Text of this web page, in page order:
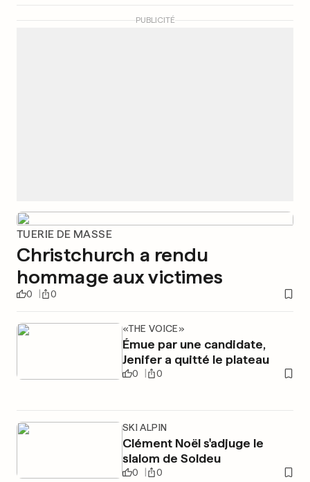
PUBLICITÉ
TUERIE DE MASSE
Christchurch a rendu
hommage aux victimes
0 0
«THE VOICE»
Émue par une candidate,
Jenifer a quitté le plateau
0 0
SKI ALPIN
Clément Noël s'adjuge le
slalom de Soldeu
0 0